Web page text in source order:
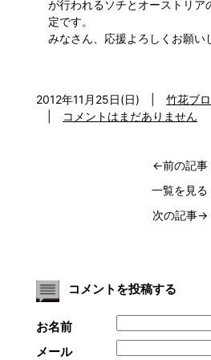
が行われるソチとオーストリア
定です。
みなさん、応援よろしくお願い
2012年11月25日(日)
竹花ブ
コメントはまだありません
←前の記事
一覧を見る
次の記事→
コメントを投稿する
お名前
メール